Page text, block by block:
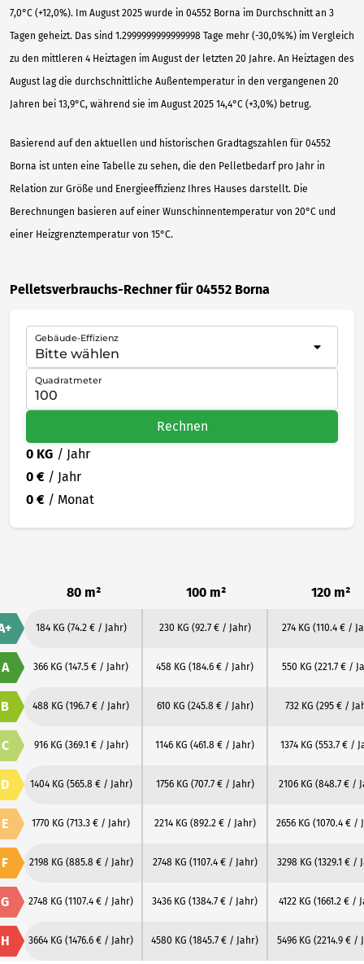
7,0°C (+12,0%). Im August 2025 wurde in 04552 Borna im Durchschnitt an 3
Tagen geheizt. Das sind 1.2999999999999998 Tage mehr (-30,0%%) im Vergleich
zu den mittleren 4 Heiztagen im August der letzten 20 Jahre. An Heiztagen des
August lag die durchschnittliche Außentemperatur in den vergangenen 20
Jahren bei 13,9°C, während sie im August 2025 14,4°C (+3,0%) betrug.
Basierend auf den aktuellen und historischen Gradtagszahlen für 04552
Borna ist unten eine Tabelle zu sehen, die den Pelletbedarf pro Jahr in
Relation zur Größe und Energieeffizienz Ihres Hauses darstellt. Die
Berechnungen basieren auf einer Wunschinnentemperatur von 20°C und
einer Heizgrenztemperatur von 15°C.
Pelletsverbrauchs-Rechner für 04552 Borna
Gebäude-Effizienz
Quadratmeter
Rechnen
0 KG / Jahr
0 € / Jahr
0 € / Monat
80 m² 100 m² 120 m²
184 KG (74.2 € / Jahr) 230 KG (92.7 € / Jahr) 274 KG (110.4 € /
A 366 KG (147.5 € / Jahr) 458 KG (184.6 € / Jahr) 550 KG (221.7 € /
B 488 KG (196.7 € / Jahr) 610 KG (245.8 € / Jahr) 732 KG (295 € /
C 916 KG (369.1 € / Jahr) 1146 KG (461.8 € / Jahr) 1374 KG (553.7 € /
D 1404 KG (565.8 € / Jahr) 1756 KG (707.7 € / Jahr) 2106 KG (848.7 € /
E 1770 KG (713.3 € / Jahr) 2214 KG (892.2 € / Jahr) 2656 KG (1070.4 € /
F 2198 KG (885.8 € / Jahr) 2748 KG (1107.4 € / Jahr) 3298 KG (1329.1 € /
G 2748 KG (1107.4 € / Jahr) 3436 KG (1384.7 € / Jahr) 4122 KG (1661.2 € /
H 3664 KG (1476.6 € / Jahr) 4580 KG (1845.7 € / Jahr) 5496 KG (2214.9 € /